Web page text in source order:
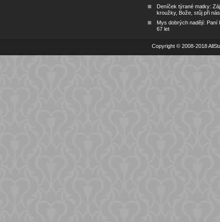
Deníček týrané matky:
kroužky, Bože, stůj při nás
Mys dobrých nadějí: Paní
67 let
Copyright © 2008-2018